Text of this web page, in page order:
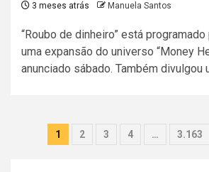
3 meses atrás Manuela Santos
“Roubo de dinheiro” está
uma expansão do universo “Money
anunciado sábado. Também divulgou
Paginação
1 2 3 4 … 3.163